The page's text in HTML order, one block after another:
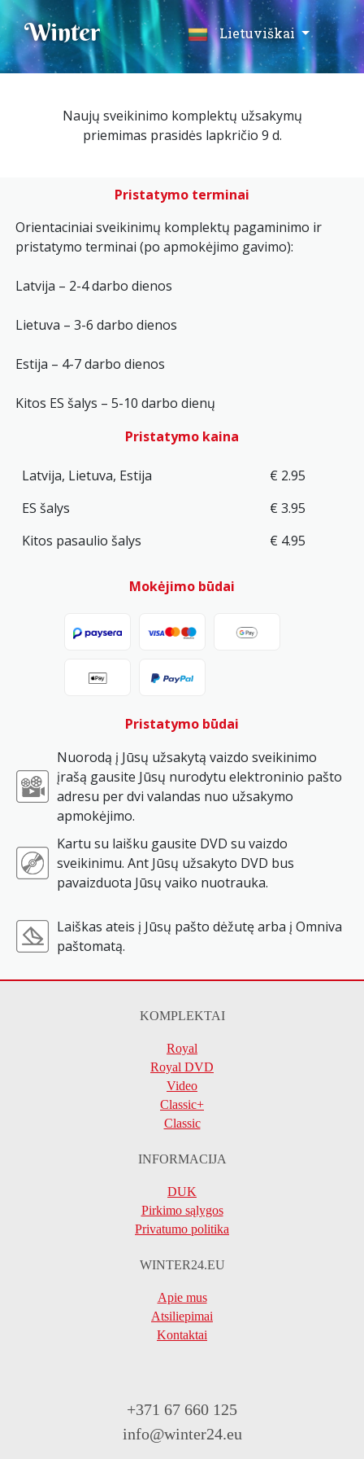
Winter Lietuviškai
Naujų sveikinimo komplektų užsakymų
priemimas prasidės lapkričio 9 d.
Pristatymo terminai
Оrientaciniai sveikinimų komplektų pagaminimo ir
pristatymo terminai (po apmokėjimo gavimo):
Latvija – 2-4 darbo dienos
Lietuva – 3-6 darbo dienos
Estija – 4-7 darbo dienos
Kitos ES šalys – 5-10 darbo dienų
Pristatymo kaina
Latvija, Lietuva, Estija
€ 2.95
ES šalys
€ 3.95
Kitos pasaulio šalys
€ 4.95
Mokėjimo būdai
Pristatymo būdai
Nuorodą į Jūsų užsakytą vaizdo sveikinimo
įrašą gausite Jūsų nurodytu elektroninio pašto
adresu per dvi valandas nuo užsakymo
apmokėjimo.
Kartu su laišku gausite DVD su vaizdo
sveikinimu. Ant Jūsų užsakyto DVD bus
pavaizduota Jūsų vaiko nuotrauka.
Laiškas ateis į Jūsų pašto dėžutę arba į Omniva
paštomatą.
KOMPLEKTAI
Royal
Royal DVD
Video
Classic+
Classic
INFORMACIJA
DUK
Pirkimo sąlygos
Privatumo politika
WINTER24.EU
Apie mus
Atsiliepimai
Kontaktai
+371 67 660 125
info@winter24.eu